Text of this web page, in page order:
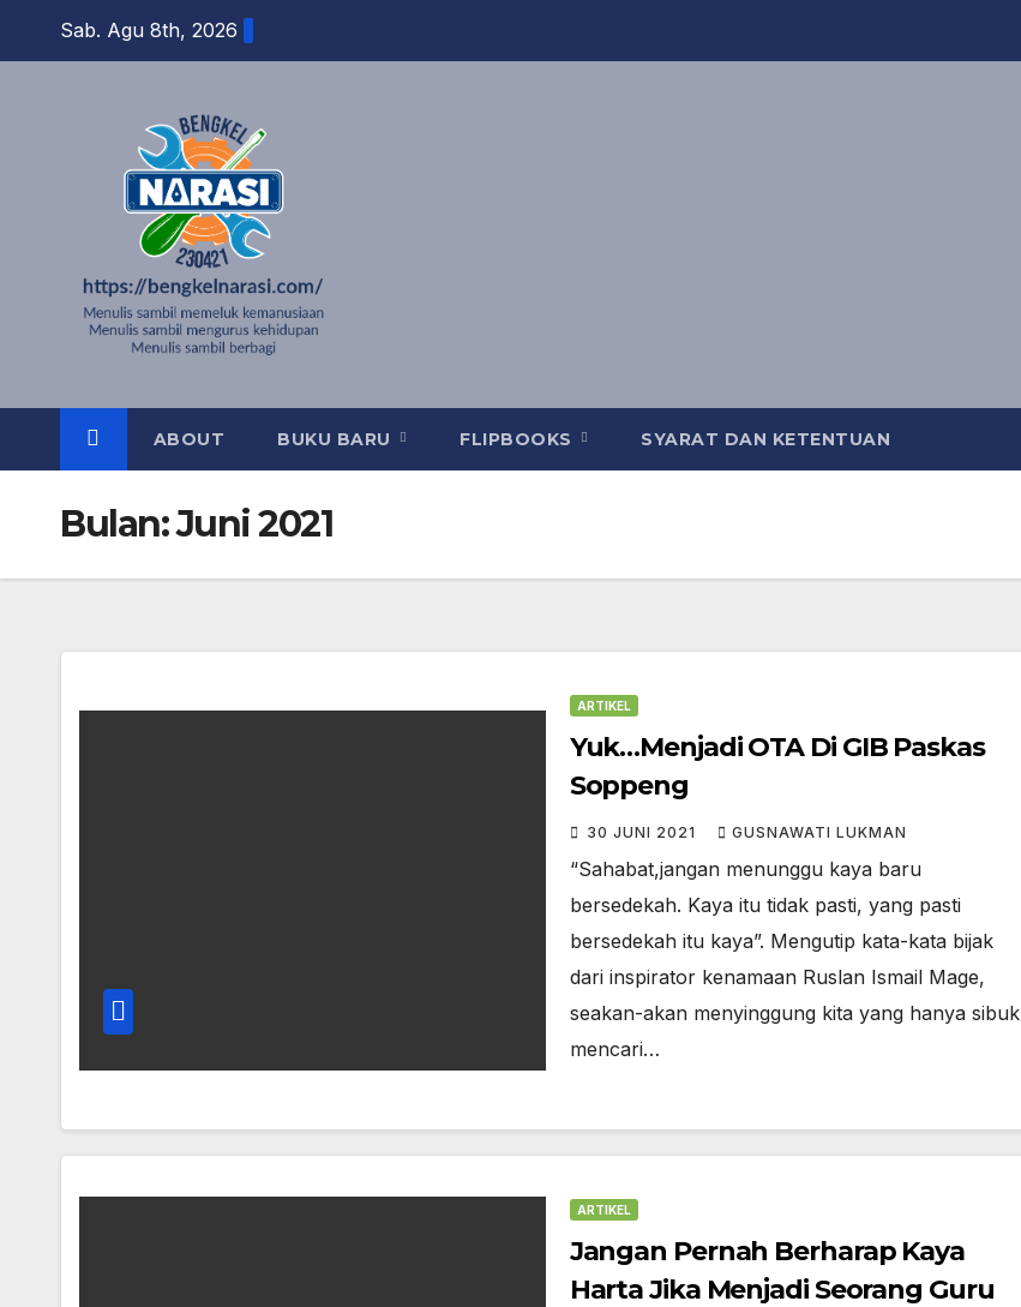
Sab. Agu 8th, 2026
ABOUT BUKU BARU FLIPBOOKS SYARAT DAN KETENTUAN
Bulan:Juni 2021
ARTIKEL
Yuk…Menjadi OTA Di GIB Paskas
Soppeng
30 JUNI 2021 GUSNAWATI LUKMAN
“Sahabat,jangan menunggu kaya baru
bersedekah. Kaya itu tidak pasti, yang pasti
bersedekah itu kaya”. Mengutip kata-kata bijak
dari inspirator kenamaan Ruslan Ismail Mage,
seakan-akan menyinggung kita yang hanya sibuk
mencari…
ARTIKEL
Jangan Pernah Berharap Kaya
Harta Jika Menjadi Seorang Guru